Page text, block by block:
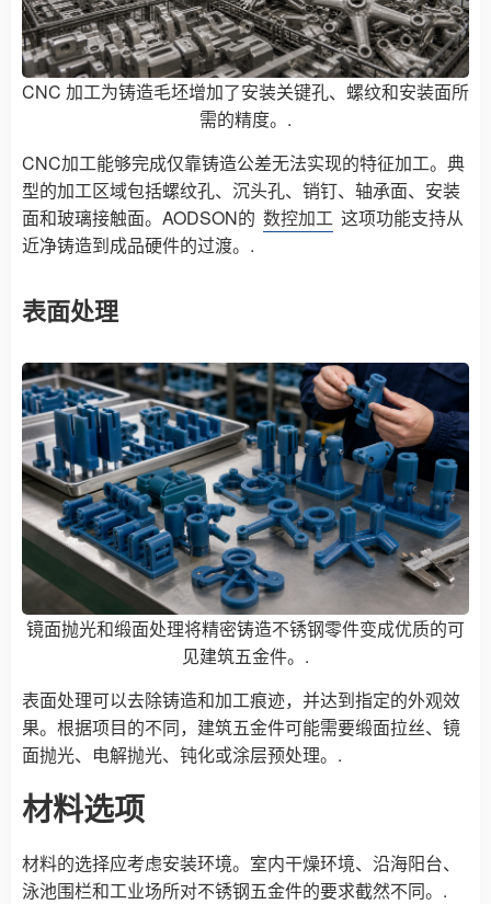
CNC 加工为铸造毛坯增加了安装关键孔、螺纹和安装面所
需的精度。.
CNC加工能够完成仅靠铸造公差无法实现的特征加工。典
型的加工区域包括螺纹孔、沉头孔、销钉、轴承面、安装
面和玻璃接触面。AODSON的 数控加工 这项功能支持从
近净铸造到成品硬件的过渡。.
表面处理
镜面抛光和缎面处理将精密铸造不锈钢零件变成优质的可
见建筑五金件。.
表面处理可以去除铸造和加工痕迹，并达到指定的外观效
果。根据项目的不同，建筑五金件可能需要缎面拉丝、镜
面抛光、电解抛光、钝化或涂层预处理。.
材料选项
材料的选择应考虑安装环境。室内干燥环境、沿海阳台、
泳池围栏和工业场所对不锈钢五金件的要求截然不同。.